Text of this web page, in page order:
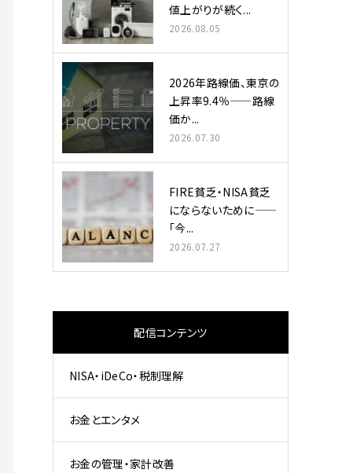
値上がりが続く...
2026.08.05
2026年路線価、東京の
上昇率9.4％——路線
価か...
2026.07.30
FIRE貧乏・NISA貧乏
にならないために——
「今...
2026.07.27
配信コンテンツ
NISA・iDeCo・税制理解
お金とエンタメ
お金の管理・家計改善